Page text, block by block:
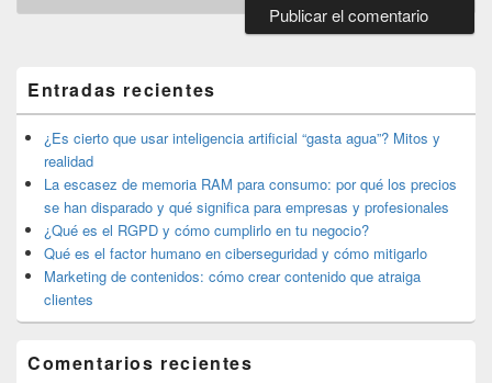
widget
barra
lateral
primaria
Entradas recientes
¿Es cierto que usar inteligencia artificial “gasta agua”? Mitos y
realidad
La escasez de memoria RAM para consumo: por qué los precios
se han disparado y qué significa para empresas y profesionales
¿Qué es el RGPD y cómo cumplirlo en tu negocio?
Qué es el factor humano en ciberseguridad y cómo mitigarlo
Marketing de contenidos: cómo crear contenido que atraiga
clientes
Comentarios recientes